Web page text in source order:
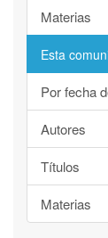
Materias
Esta
Por fecha
Autores
Títulos
Materias